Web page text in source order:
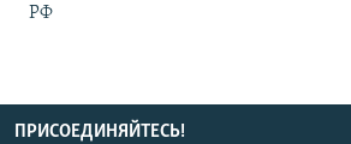
РФ
ПРИСОЕДИНЯЙТЕСЬ!